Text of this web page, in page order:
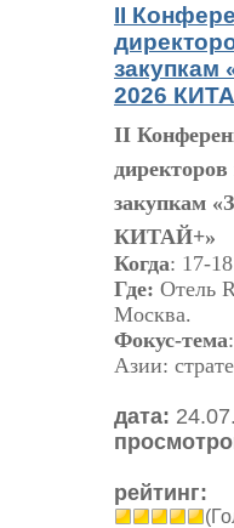
II
2026
II
закупкам
КИТАЙ+»
Когда: 17-
Где: Отель
Москва.
Фокус-тема
Азии:
дата:
рейтинг: